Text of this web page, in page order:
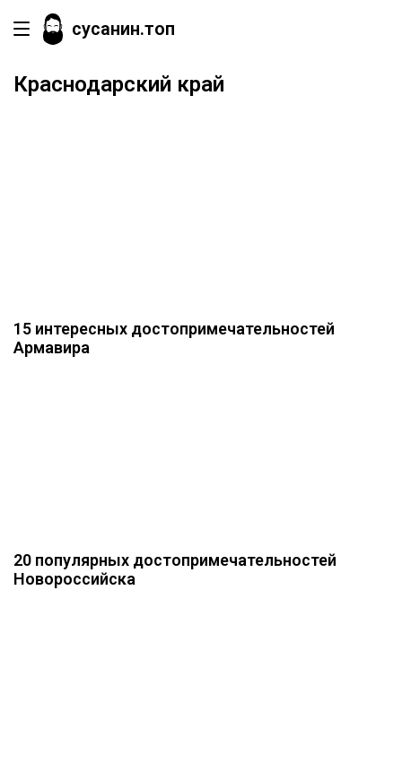
сусанин.топ
Краснодарский край
15 интересных достопримечательностей
Армавира
20 популярных достопримечательностей
Новороссийска